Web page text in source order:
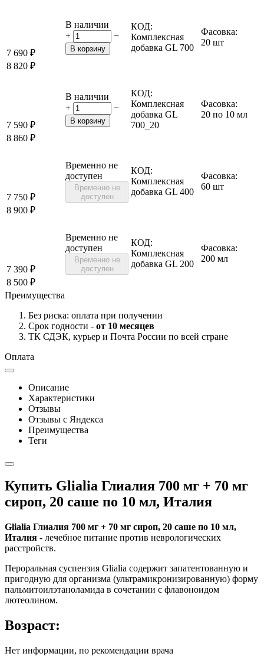
7 690 ₽
8 820 ₽
В наличии
+
−
В корзину
КОД:
Комплексная
добавка GL 700
Фасовка:
20 шт
7 590 ₽
8 860 ₽
В наличии
+
−
В корзину
КОД:
Комплексная
добавка GL
700_20
Фасовка:
20 по 10 мл
7 750 ₽
8 900 ₽
Временно не
доступен
Временно не
доступен
КОД:
Комплексная
добавка GL 400
Фасовка:
60 шт
7 390 ₽
8 500 ₽
Временно не
доступен
Временно не
доступен
КОД:
Комплексная
добавка GL 200
Фасовка:
200 мл
Преимущества
Без риска: оплата при получении
Срок годности - от 10 месяцев
ТК СДЭК, курьер и Почта России по всей стране
Оплата
Описание
Характеристики
Отзывы
Отзывы с Яндекса
Преимущества
Теги
Купить Glialia Глиалия 700 мг + 70 мг
сироп, 20 саше по 10 мл, Италия
Glialia Глиалия 700 мг + 70 мг сироп, 20 саше по 10 мл,
Италия - лечебное питание против неврологических
расстройств.
Пероральная суспензия Glialia содержит запатентованную и
пригодную для организма (ультрамикронизированную) форму
пальмитоилэтаноламида в сочетании с флавоноидом
лютеолином.
Возраст:
Нет информации, по рекомендации врача